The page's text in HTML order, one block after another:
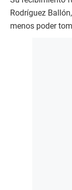
Rodríguez
menos poder